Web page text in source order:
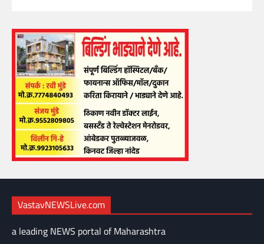
VastavNEWSLive.com
a leading NEWS portal of Maharashtra